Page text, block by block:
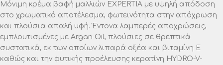
Μόνιμη κρέμα βαφή μαλλιών EXPERTIA με υψηλή απόδοση
στο χρωματικό αποτέλεσμα, φωτεινότητα στην απόχρωση
και πλούσια απαλή υφή. Έντονα λαμπερές αποχρώσεις,
εμπλουτισμένες με Argan Oil, πλούσιες σε θρεπτικά
συστατικά, εκ των οποίων λιπαρά οξέα και βιταμίνη Ε
καθώς και την φυτικής προέλευσης κερατίνη HYDRO-V-